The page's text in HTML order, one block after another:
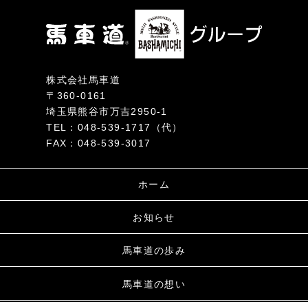
株式会社馬車道
〒360-0161
埼玉県熊谷市万吉2950-1
TEL：048-539-1717（代）
FAX：048-539-3017
ホーム
お知らせ
馬車道の歩み
馬車道の想い